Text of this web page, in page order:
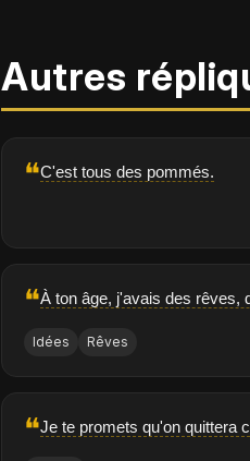
Autres
❝C'est tous des pommés.
❝À ton âge, j'avais des rêves,
Idées Rêves
❝Je te promets qu'on quittera